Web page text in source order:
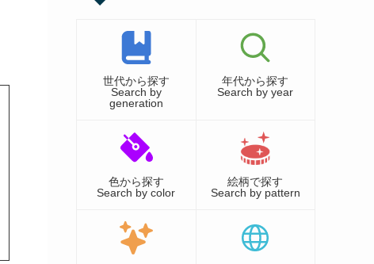
世代から探す
Search by
generation
年代から探す
Search by year
色から探す
Search by color
絵柄で探す
Search by pattern